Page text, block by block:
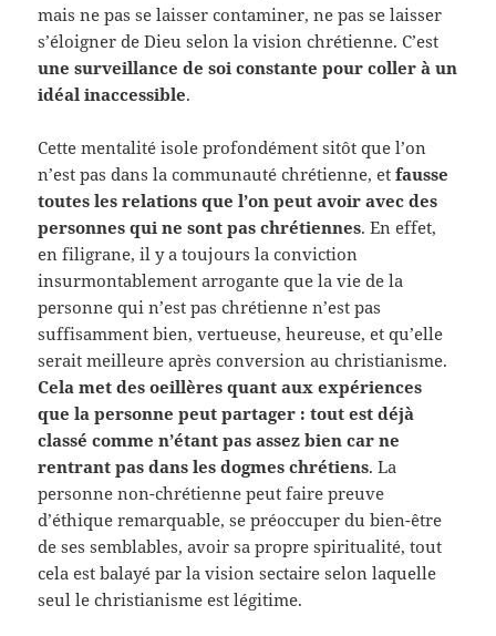
mais ne pas se laisser contaminer, ne pas se laisser
s’éloigner de Dieu selon la vision chrétienne. C’est
une surveillance de soi constante pour coller à un
idéal inaccessible.
Cette mentalité isole profondément sitôt que l’on
n’est pas dans la communauté chrétienne, etfausse
toutes les relations que l’on peut avoir avec des
personnes qui ne sont pas chrétiennes. En effet,
en filigrane, il y a toujours la conviction
insurmontablement arrogante que la vie de la
personne qui n’est pas chrétienne n’est pas
suffisamment bien, vertueuse, heureuse, et qu’elle
serait meilleure après conversion au christianisme.
Cela met des oeillères quant aux expériences
que la personne peut partager : tout est déjà
classé comme n’étant pas assez bien car ne
rentrant pas dans les dogmes chrétiens. La
personne non-chrétienne peut faire preuve
d’éthique remarquable, se préoccuper du bien-être
de ses semblables, avoir sa propre spiritualité, tout
cela est balayé par la vision sectaire selon laquelle
seul le christianisme est légitime.